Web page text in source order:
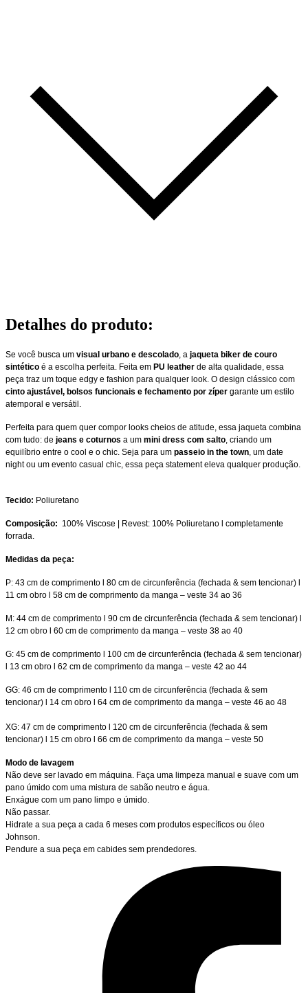
Detalhes do produto:
Se você busca um visual urbano e descolado , a jaqueta biker de couro
sintético é a escolha perfeita. Feita em PU leather de alta qualidade, essa
peça traz um toque edgy e fashion para qualquer look. O design clássico com
cinto ajustável, bolsos funcionais e fechamento por zíper garante um estilo
atemporal e versátil.
Perfeita para quem quer compor looks cheios de atitude, essa jaqueta combina
com tudo: de jeans e coturnos a um mini dress com salto , criando um
equilíbrio entre o cool e o chic. Seja para um passeio in the town , um date
night ou um evento casual chic, essa peça statement eleva qualquer produção.
Tecido: Poliuretano
Composição: 100% Viscose | Revest: 100% Poliuretano l completamente
forrada.
Medidas da peça:
P: 43 cm de comprimento l 80 cm de circunferência (fechada & sem tencionar) l
11 cm obro l 58 cm de comprimento da manga – veste 34 ao 36
M: 44 cm de comprimento l 90 cm de circunferência (fechada & sem tencionar) l
12 cm obro l 60 cm de comprimento da manga – veste 38 ao 40
G: 45 cm de comprimento l 100 cm de circunferência (fechada & sem tencionar)
l 13 cm obro l 62 cm de comprimento da manga – veste 42 ao 44
GG: 46 cm de comprimento l 110 cm de circunferência (fechada & sem
tencionar) l 14 cm obro l 64 cm de comprimento da manga – veste 46 ao 48
XG: 47 cm de comprimento l 120 cm de circunferência (fechada & sem
tencionar) l 15 cm obro l 66 cm de comprimento da manga – veste 50
Modo de lavagem
Não deve ser lavado em máquina. Faça uma limpeza manual e suave com um
pano úmido com uma mistura de sabão neutro e água.
Enxágue com um pano limpo e úmido.
Não passar.
Hidrate a sua peça a cada 6 meses com produtos específicos ou óleo
Johnson.
Pendure a sua peça em cabides sem prendedores.